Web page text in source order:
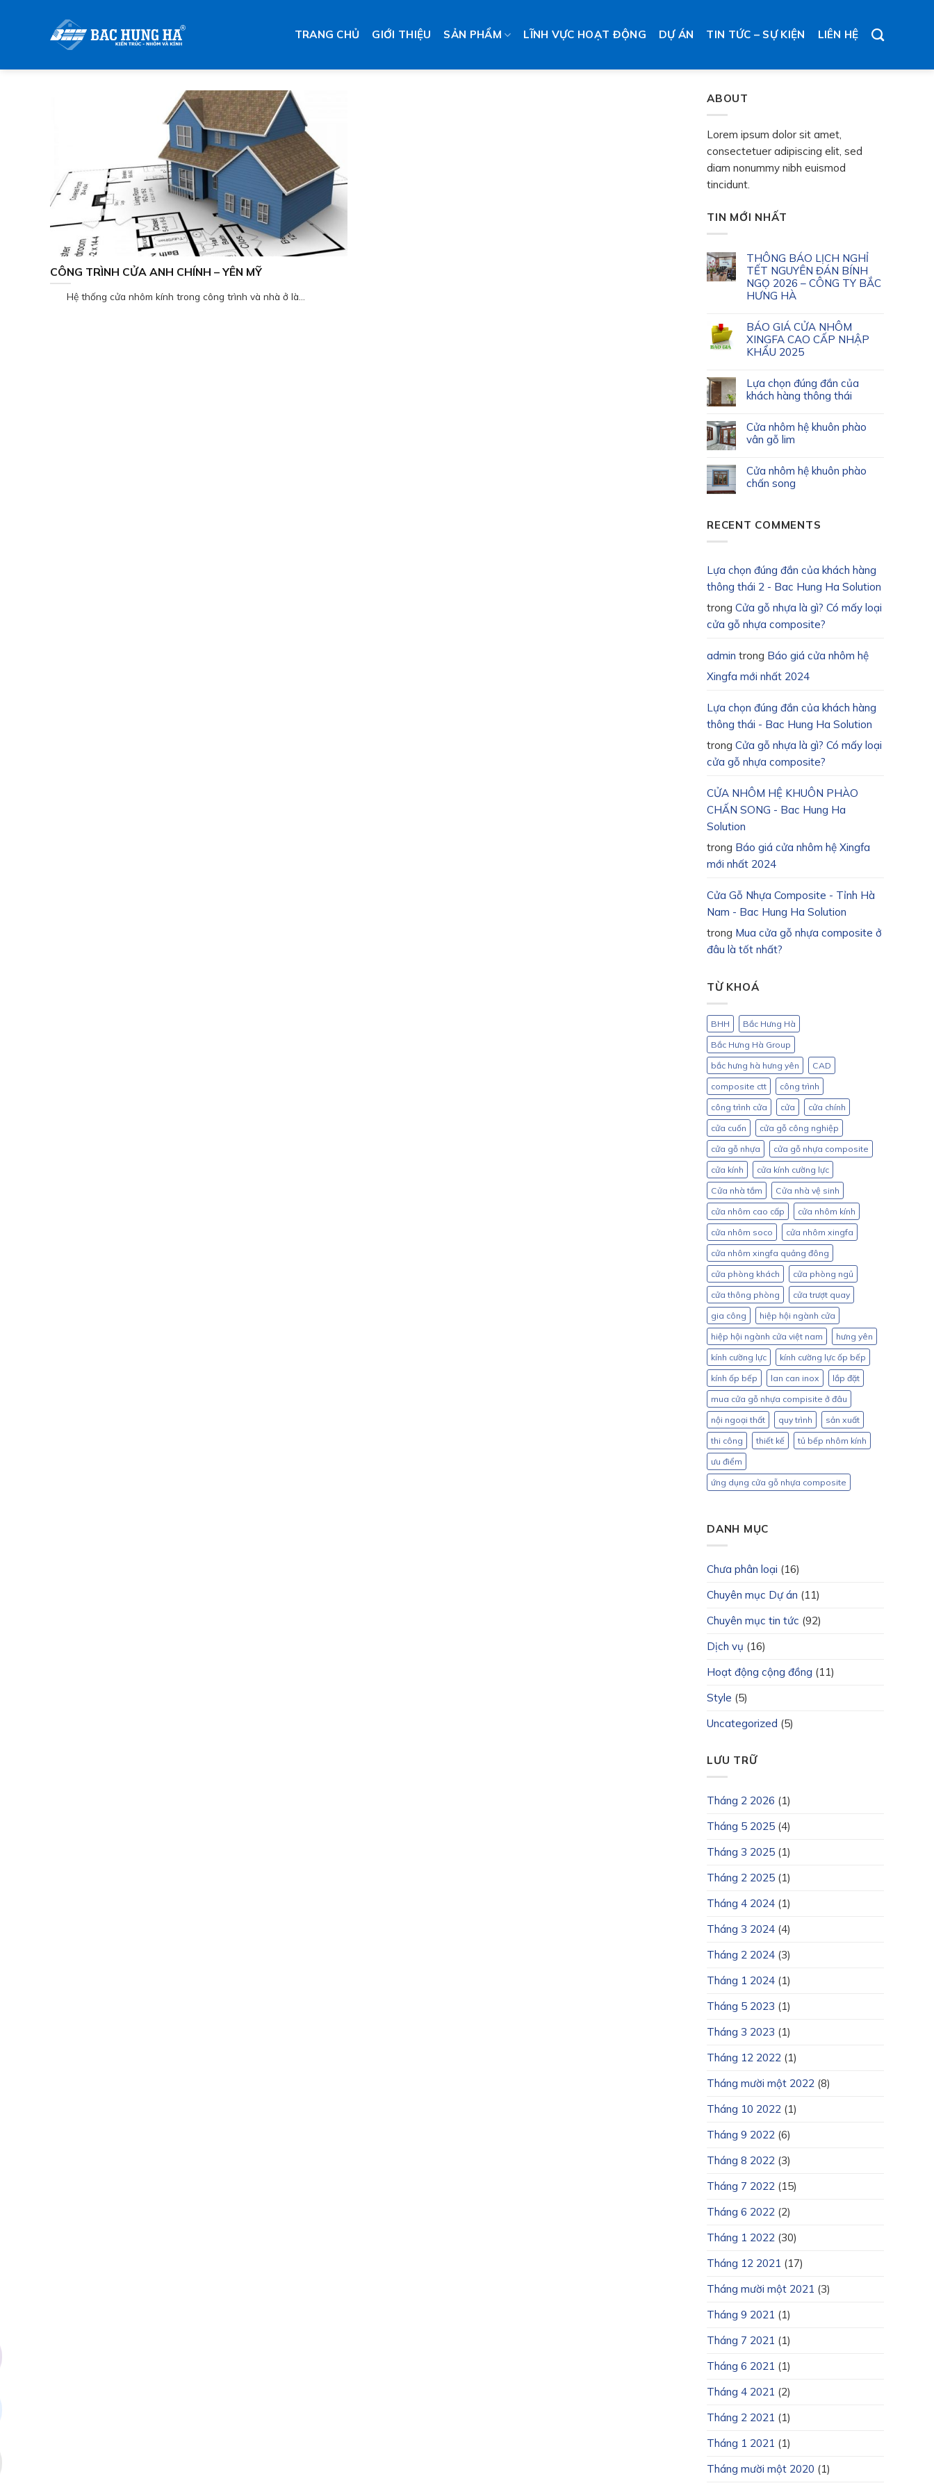
TRANG CHỦ GIỚI THIỆU SẢN PHẨM LĨNH VỰC HOẠT ĐỘNG DỰ ÁN TIN TỨC – SỰ KIỆN LIÊN HỆ
CÔNG TRÌNH CỬA ANH CHÍNH – YÊN MỸ
Hệ thống cửa nhôm kính trong công trình và nhà ở là...
ABOUT
Lorem ipsum dolor sit amet,
consectetuer adipiscing elit, sed
diam nonummy nibh euismod
tincidunt.
TIN MỚI NHẤT
THÔNG BÁO LỊCH NGHỈ
TẾT NGUYÊN ĐÁN BÍNH
NGỌ 2026 – CÔNG TY BẮC
HƯNG HÀ
BÁO GIÁ CỬA NHÔM
XINGFA CAO CẤP NHẬP
KHẨU 2025
Lựa chọn đúng đắn của
khách hàng thông thái
Cửa nhôm hệ khuôn phào
vân gỗ lim
Cửa nhôm hệ khuôn phào
chấn song
RECENT COMMENTS
Lựa chọn đúng đắn của khách hàng
thông thái 2 - Bac Hung Ha Solution
trong Cửa gỗ nhựa là gì? Có mấy loại
cửa gỗ nhựa composite?
admin trong Báo giá cửa nhôm hệ
Xingfa mới nhất 2024
Lựa chọn đúng đắn của khách hàng
thông thái - Bac Hung Ha Solution
trong Cửa gỗ nhựa là gì? Có mấy loại
cửa gỗ nhựa composite?
CỬA NHÔM HỆ KHUÔN PHÀO
CHẤN SONG - Bac Hung Ha
Solution
trong Báo giá cửa nhôm hệ Xingfa
mới nhất 2024
Cửa Gỗ Nhựa Composite - Tỉnh Hà
Nam - Bac Hung Ha Solution
trong Mua cửa gỗ nhựa composite ở
đâu là tốt nhất?
TỪ KHOÁ
BHH
Bắc Hưng Hà
Bắc Hưng Hà Group
bắc hưng hà hưng yên
CAD
composite ctt
công trình
công trình cửa
cửa
cửa chính
cửa cuốn
cửa gỗ công nghiệp
cửa gỗ nhựa
cửa gỗ nhựa composite
cửa kính
cửa kính cường lực
Cửa nhà tắm
Cửa nhà vệ sinh
cửa nhôm cao cấp
cửa nhôm kính
cửa nhôm soco
cửa nhôm xingfa
cửa nhôm xingfa quảng đông
cửa phòng khách
cửa phòng ngủ
cửa thông phòng
cửa trượt quay
gia công
hiệp hội ngành cửa
hiệp hội ngành cửa việt nam
hưng yên
kính cường lực
kính cường lực ốp bếp
kính ốp bếp
lan can inox
lắp đặt
mua cửa gỗ nhựa compisite ở đâu
nội ngoại thất
quy trình
sản xuất
thi công
thiết kế
tủ bếp nhôm kính
ưu điểm
ứng dụng cửa gỗ nhựa composite
DANH MỤC
Chưa phân loại (16)
Chuyên mục Dự án (11)
Chuyên mục tin tức (92)
Dịch vụ (16)
Hoạt động cộng đồng (11)
Style (5)
Uncategorized (5)
LƯU TRỮ
Tháng 2 2026 (1)
Tháng 5 2025 (4)
Tháng 3 2025 (1)
Tháng 2 2025 (1)
Tháng 4 2024 (1)
Tháng 3 2024 (4)
Tháng 2 2024 (3)
Tháng 1 2024 (1)
Tháng 5 2023 (1)
Tháng 3 2023 (1)
Tháng 12 2022 (1)
Tháng mười một 2022 (8)
Tháng 10 2022 (1)
Tháng 9 2022 (6)
Tháng 8 2022 (3)
Tháng 7 2022 (15)
Tháng 6 2022 (2)
Tháng 1 2022 (30)
Tháng 12 2021 (17)
Tháng mười một 2021 (3)
Tháng 9 2021 (1)
Tháng 7 2021 (1)
Tháng 6 2021 (1)
Tháng 4 2021 (2)
Tháng 2 2021 (1)
Tháng 1 2021 (1)
Tháng mười một 2020 (1)